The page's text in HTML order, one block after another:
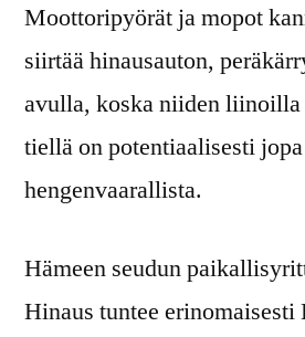
Moottoripyörät ja mopot
siirtää hinausauton,
avulla, koska niiden liinoilla
tiellä on potentiaalisesti jopa
hengenvaarallista.
Hämeen seudun
Hinaus tuntee erinomaisesti